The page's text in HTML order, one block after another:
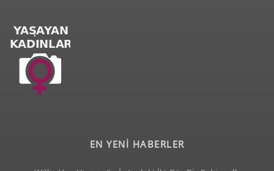
EN YENİ HABERLER